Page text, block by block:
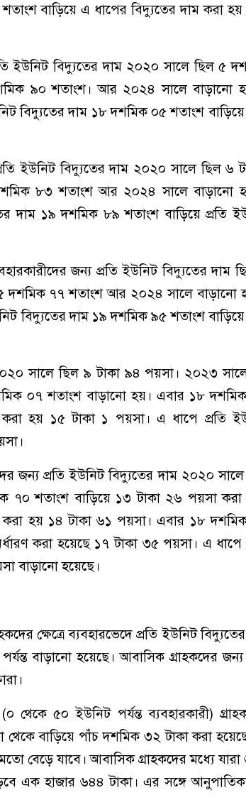
বাড়িয়ে এ ধাপের বিদ্যুতের দাম করা হয়
ইউনিট বিদ্যুতের দাম ২০২০ সালে ছিল ৫
৯০ শতাংশ। আর ২০২৪ সালে বাড়ানো
বিদ্যুতের দাম ১৮ দশমিক ০৫ শতাংশ
ইউনিট বিদ্যুতের দাম ২০২০ সালে ছিল ৬
৮৩ শতাংশ আর ২০২৪ সালে বাড়ানো
দাম ১৯ দশমিক ৮৯ শতাংশ বাড়িয়ে প্রতি
জন্য প্রতি ইউনিট বিদ্যুতের দাম
দশমিক ৭৭ শতাংশ আর ২০২৪ সালে বাড়ানো
বিদ্যুতের দাম ১৯ দশমিক ৯৫ শতাংশ
সালে ছিল ৯ টাকা ৯৪ পয়সা। ২০২৩
০৭ শতাংশ বাড়ানো হয়। এবার ১৮
করা হয় ১৫ টাকা ১ পয়সা। এ ধাপে প্রতি
জন্য প্রতি ইউনিট বিদ্যুতের দাম ২০২০
৭০ শতাংশ বাড়িয়ে ১৩ টাকা ২৬ পয়সা করা
হয় ১৪ টাকা ৬১ পয়সা। এবার ১৮
করা হয়েছে ১৭ টাকা ৩৫ পয়সা। এ ধাপে
বাড়ানো হয়েছে।
ক্ষেত্রে ব্যবহারভেদে প্রতি ইউনিট
বাড়ানো হয়েছে। আবাসিক গ্রাহকদের
৫০ ইউনিট পর্যন্ত ব্যবহারকারী)
থেকে বাড়িয়ে পাঁচ দশমিক ৩২ টাকা করা
বেড়ে যাবে। আবাসিক গ্রাহকদের মধ্যে
এক হাজার ৬৪৪ টাকা। এর সঙ্গে